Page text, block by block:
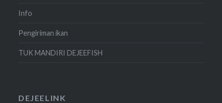
Info
Pengiriman ikan
TUK MANDIRI DEJEEFISH
DEJEELINK